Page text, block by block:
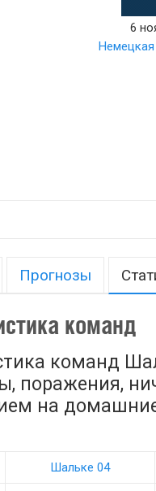
6
Немецкая
Прогнозы
команд
команд
поражения,
на
Шальке 04